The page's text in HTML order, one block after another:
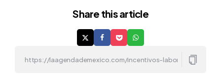
Share this article